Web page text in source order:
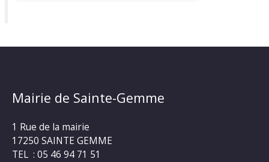
Mairie de Sainte-Gemme
1 Rue de la mairie
17250 SAINTE GEMME
TEL : 05 46 94 71 51